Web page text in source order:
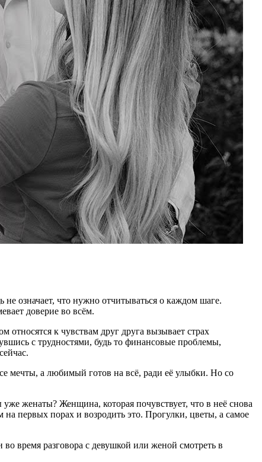
означает, что нужно отчитываться о каждом шаге.
доверие во всём.
к чувствам друг друга вызывает страх
с трудностями, будь то финансовые проблемы,
мечты, а любимый готов на всё, ради её улыбки. Но со
женаты? Женщина, которая почувствует, что в неё снова
первых порах и возродить это. Прогулки, цветы, а самое
время разговора с девушкой или женой смотреть в